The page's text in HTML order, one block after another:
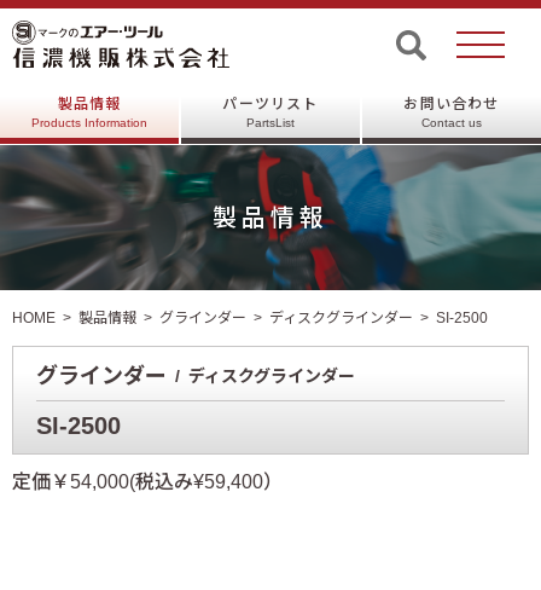
製品情報
Products Information
パーツリスト
PartsList
お問い合わせ
Contact us
製品情報
HOME 製品情報 グラインダー ディスクグラインダー SI-2500
グラインダー ディスクグラインダー
SI-2500
定価￥54,000(税込み¥59,400）